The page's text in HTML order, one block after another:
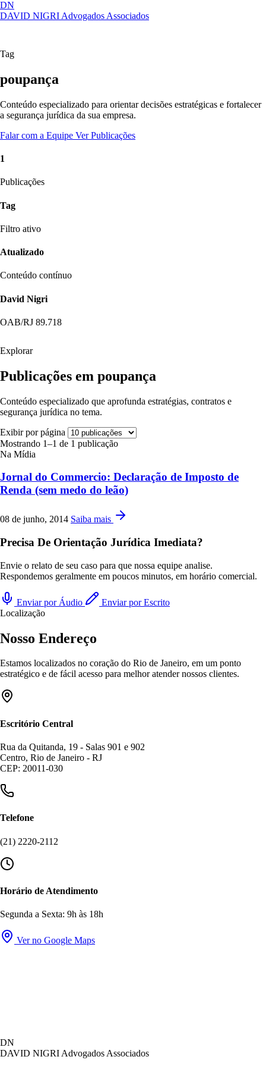
DN
DAVID NIGRI Advogados Associados
Artigos, sentenças, áreas de atuação,
Tag
poupança
Conteúdo especializado para orientar decisões estratégicas e fortalecer
a segurança jurídica da sua empresa.
Falar com a Equipe Ver Publicações
1
Publicações
Tag
Filtro ativo
Atualizado
Conteúdo contínuo
David Nigri
OAB/RJ 89.718
Explorar
Publicações em poupança
Conteúdo especializado que aprofunda estratégias, contratos e
segurança jurídica no tema.
Exibir por página
Mostrando 1–1 de 1 publicação
Na Mídia
Jornal do Commercio: Declaração de Imposto de
Renda (sem medo do leão)
08 de junho, 2014 Saiba mais
Precisa De Orientação Jurídica Imediata?
Envie o relato de seu caso para que nossa equipe analise.
Respondemos geralmente em poucos minutos, em horário comercial.
Enviar por Áudio
Enviar por Escrito
Localização
Nosso Endereço
Estamos localizados no coração do Rio de Janeiro, em um ponto
estratégico e de fácil acesso para melhor atender nossos clientes.
Escritório Central
Rua da Quitanda, 19 - Salas 901 e 902
Centro, Rio de Janeiro - RJ
CEP: 20011-030
Telefone
(21) 2220-2112
Horário de Atendimento
Segunda a Sexta: 9h às 18h
Ver no Google Maps
DN
DAVID NIGRI Advogados Associados
Online agora